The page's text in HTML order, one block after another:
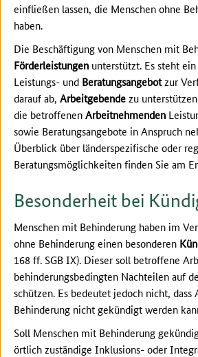
einfließen lassen, die Menschen ohne
haben.
Die Beschäftigung von Menschen mit
Förderleistungen unterstützt. Es steht
Leistungs- und Beratungsangebotzur
darauf ab, Arbeitgebendezu
die betroffenenArbeitnehmenden
sowie Beratungsangebote in Anspruch
Überblick über länderspezifische oder
Beratungsmöglichkeiten finden Sie am
Besonderheit bei
Menschen mit Behinderung haben im
ohne Behinderung einen besonderen
168 ff. SGB IX). Dieser soll betroffene
behinderungsbedingten Nachteilen auf
schützen. Es bedeutet jedoch nicht,
Behinderung nicht gekündigt werden
Soll Menschen mit Behinderung
örtlich zuständige Inklusions- oder